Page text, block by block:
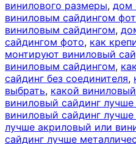
винилового размеры, дом
виниловым сайдингом
виниловым сайдингом,
сайдингом фото, как
монтируют виниловый
виниловым сайдингом,
сайдинг без соединителя,
выбрать, какой
виниловый сайдинг
виниловый сайдинг
лучше акриловый или
сайдинг лучше